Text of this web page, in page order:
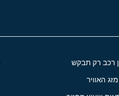
רכב רק תבקש
מזג האוויר